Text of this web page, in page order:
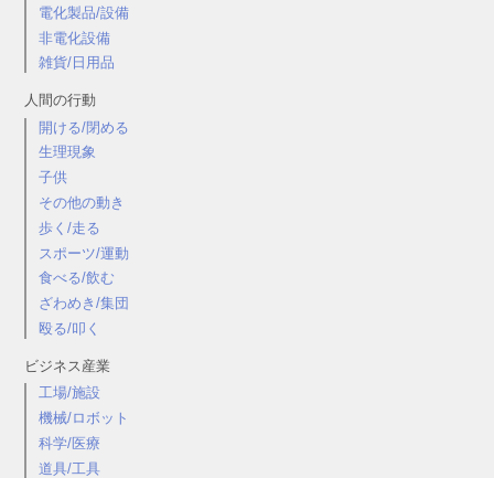
電化製品/設備
非電化設備
雑貨/日用品
人間の行動
開ける/閉める
生理現象
子供
その他の動き
歩く/走る
スポーツ/運動
食べる/飲む
ざわめき/集団
殴る/叩く
ビジネス産業
工場/施設
機械/ロボット
科学/医療
道具/工具